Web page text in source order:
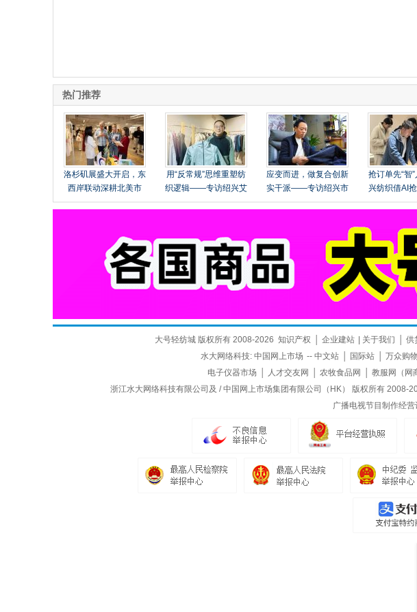
热门推荐
洛杉矶展盛大开启，东
西岸联动深耕北美市
场！
用“反常规”思维重塑纺
织逻辑——专访绍兴艾
法纺织品有限公司总经
应变而进，做复合创新
实干派——专访绍兴市
柯桥区华舍政伟纺织品
抢订单先“智
兴纺织借AI
场
大号轻纺城 版权所有 2008-2026 知识产权 企业建站 关于我们 供
水大网络科技: 中国网上市场 -- 中文站 国际站 万众购
电子仪器市场
人才交友网 农牧食品网 教服网（网
浙江水大网络科技有限公司及 / 中国网上市场集团有限公司（HK） 版权所有 2008-
广播电视节目制作经